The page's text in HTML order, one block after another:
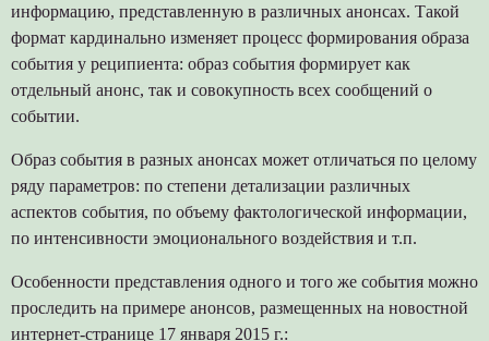
информацию, представленную в различных анонсах. Такой
формат кардинально изменяет процесс формирования образа
события у реципиента: образ события формирует как
отдельный анонс, так и совокупность всех сообщений о
событии.
Образ события в разных анонсах может отличаться по целому
ряду параметров: по степени детализации различных
аспектов события, по объему фактологической информации,
по интенсивности эмоционального воздействия и т.п.
Особенности представления одного и того же события можно
проследить на примере анонсов, размещенных на новостной
интернет-странице 17 января 2015 г.: